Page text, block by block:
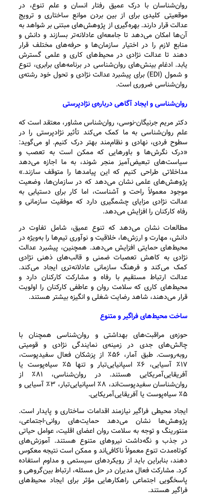
روان‌شناسان با درک عمیق رفتار انسان و علم تنوع، در
موقعیتی کلیدی برای از بین بردن موانع ساختاری و ترویج
عدالت قرار دارند. بهره‌گیری از پژوهش‌های مبتنی بر شواهد به
آن‌ها امکان می‌دهد تا جامعه‌ای عادلانه‌تر بسازند و دانش و
منابع لازم را در اختیار سازمان‌ها و حرفه‌های مختلف قرار
دهند تا عدالت نژادی در محیط‌های کاری و علمی گسترش
یابد. ادغام بینش‌های روان‌شناسی در برنامه‌های برابری، تنوع
و شمول (EDI) برای پیشبرد عدالت نژادی و تحول خود رشته‌ی
روان‌شناسی ضروری است.
روان‌شناسی و ایجاد آگاهی درباره‌ی نژادپرستی
دکتر مریم جرنیگان-نوسی، روان‌شناس مشاور، معتقد است که
علم روان‌شناسی به ما کمک می‌کند تأثیر نژادپرستی را در
سطوح فردی، نهادی و نظام‌مند بهتر درک کنیم. او می‌گوید:
«درک نگرش‌ها و باورهایی که ممکن است به تعصب و
سیاست‌های تبعیض‌آمیز منجر شوند، به ما اجازه می‌دهد
مداخلاتی طراحی کنیم که این پیامدها را متوقف سازند.»
پژوهش‌های علمی نشان می‌دهد که در سازمان‌ها، وضعیت
موجود معمولاً راحت و آشناست، اما کار برای دستیابی به
عدالت نژادی مزایای چشمگیری دارد که موفقیت سازمانی و
رفاه کارکنان را افزایش می‌دهد.
مطالعات نشان می‌دهد که تنوع عمیق، شامل تفاوت در
دانش، مهارت و ارزش‌ها، خلاقیت و نوآوری تیم‌ها را به‌ویژه در
محیط‌های حمایتی افزایش می‌دهد. همچنین، پیشبرد عدالت
نژادی به کاهش تعصبات ضمنی و قالب‌های ذهنی نژادی
کمک می‌کند و فرهنگ سازمانی عادلانه‌تری ایجاد می‌کند.
عدالت ارتباط مستقیم با رفاه و مشارکت کارکنان دارد و
محیط‌های کاری که سلامت روان و عاطفی کارکنان را اولویت
قرار می‌دهند، شاهد رضایت شغلی و انگیزه بیشتر هستند.
ساخت محیط‌های فراگیر و متنوع
حوزه‌ی مراقبت‌های بهداشتی و روان‌شناسی همچنان با
چالش‌های جدی در زمینه‌ی نمایندگی نژادی و قومیتی
روبه‌روست. طبق آمار، ۵۶٪ از پزشکان فعال سفیدپوست،
۱۷٪ آسیایی، ۶٪ اسپانیایی‌تبار و تنها ۵٪ سیاه‌پوست یا
آفریقایی‌آمریکایی هستند. در روان‌شناسی، ۸۱٪ از
روان‌شناسان سفیدپوست‌اند، ۸٪ اسپانیایی‌تبار، ۳٪ آسیایی و
۵٪ سیاه‌پوست یا آفریقایی‌آمریکایی.
ایجاد محیطی فراگیر نیازمند اقدامات ساختاری و پایدار است.
پژوهش‌ها نشان می‌دهد حمایت‌های روانی-اجتماعی،
منتورینگ و توجه به سلامت روان اعضای اقلیت، عوامل حیاتی
در جذب و نگه‌داشت نیروهای متنوع هستند. آموزش‌های
کوتاه‌مدت تنوع معمولاً ناکافی‌اند و ممکن است نتیجه معکوس
دهند، بنابراین باید از رویکردهای سیستمی و مداوم استفاده
کرد. مشارکت فعال مدیران در حل مسئله، ارتباط بین‌گروهی و
پاسخگویی اجتماعی راهکارهایی مؤثر برای ایجاد محیط‌های
فراگیر هستند.